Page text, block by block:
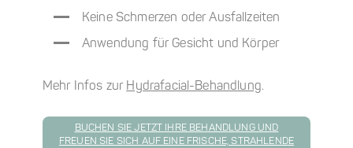
Keine Schmerzen oder Ausfallzeiten
Anwendung für Gesicht und Körper
Mehr Infos zur Hydrafacial-Behandlung.
BUCHEN SIE JETZT IHRE BEHANDLUNG UND
FREUEN SIE SICH AUF EINE FRISCHE, STRAHLENDE